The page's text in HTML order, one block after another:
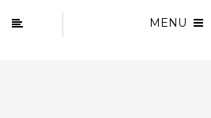
MENU